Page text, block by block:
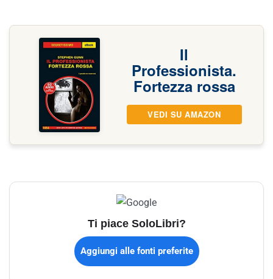
Il
Professionista.
Fortezza rossa
VEDI SU AMAZON
Ti piace SoloLibri?
Aggiungi alle fonti preferite